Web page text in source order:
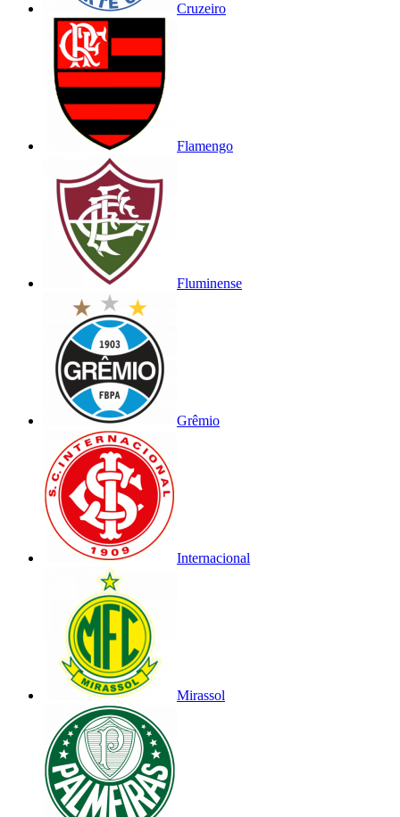
Cruzeiro
Flamengo
Fluminense
Grêmio
Internacional
Mirassol